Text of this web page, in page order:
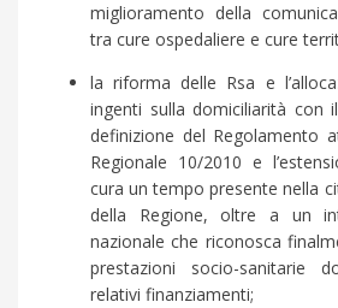
miglioramento della
tra cure ospedaliere e cure
la riforma delle Rsa e
ingenti sulla domiciliarità con
definizione del Regolamento
Regionale 10/2010 e
cura un tempo presente nella
della Regione, oltre a un
nazionale che riconosca
prestazioni socio-sanitarie
relativi finanziamenti;